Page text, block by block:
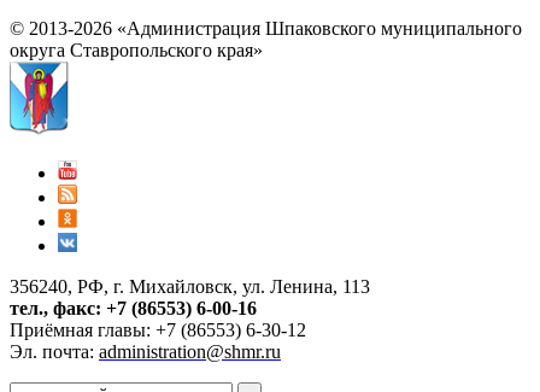
© 2013-2026 «Администрация Шпаковского муниципального
округа Ставропольского края»
356240, РФ, г. Михайловск, ул. Ленина, 113
тел., факс: +7 (86553) 6-00-16
Приёмная главы: +7 (86553) 6-30-12
Эл. почта: administration@shmr.ru